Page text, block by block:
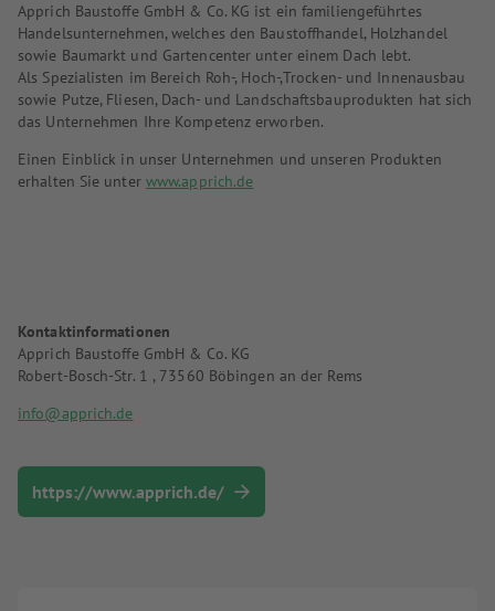
Apprich Baustoffe GmbH & Co. KG ist ein familiengeführtes
Handelsunternehmen, welches den Baustoffhandel, Holzhandel
sowie Baumarkt und Gartencenter unter einem Dach lebt.
Als Spezialisten im Bereich Roh-, Hoch-,Trocken- und Innenausbau
sowie Putze, Fliesen, Dach- und Landschaftsbauprodukten hat sich
das Unternehmen Ihre Kompetenz erworben.
Einen Einblick in unser Unternehmen und unseren Produkten
erhalten Sie unter www.apprich.de
Kontaktinformationen
Apprich Baustoffe GmbH & Co. KG
Robert-Bosch-Str. 1 , 73560 Böbingen an der Rems
info@apprich.de
https://www.apprich.de/